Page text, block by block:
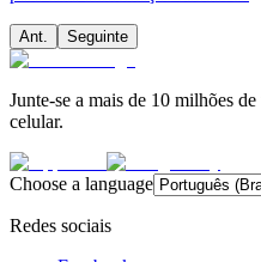
Ant. Seguinte
Junte-se a mais de 10 milhões
celular.
Choose a language
Redes sociais